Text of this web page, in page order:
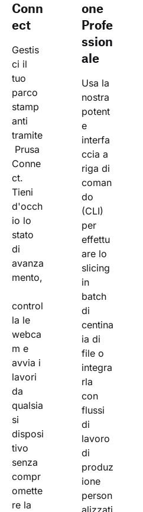
Conn
ect
Gestis
ci il
tuo
parco
stamp
anti
tramite
Prusa
Conne
ct.
Tieni
d'occh
io lo
stato
di
avanza
mento,
control
la le
webca
m e
avvia i
lavori
da
qualsia
si
disposi
tivo
senza
compr
omette
re la
one
Profe
ssion
ale
Usa la
nostra
potent
e
interfa
ccia a
riga di
coman
do
(CLI)
per
effettu
are lo
slicing
in
batch
di
centina
ia di
file o
integra
rla
con
flussi
di
lavoro
di
produz
ione
person